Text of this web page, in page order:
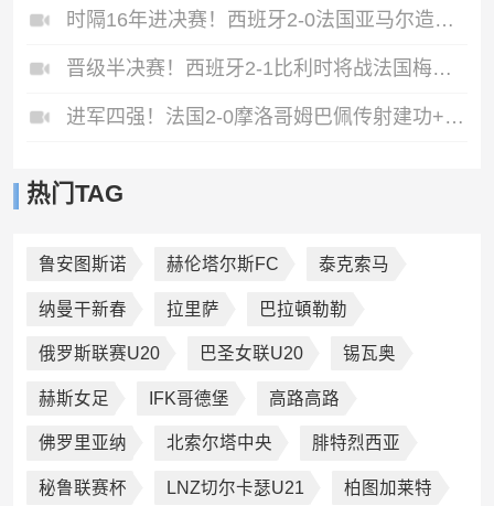
时隔16年进决赛！西班牙2-0法国亚马尔造点奥亚萨瓦尔、波罗破门
晋级半决赛！西班牙2-1比利时将战法国梅里诺替补绝杀拉门斯送礼
进军四强！法国2-0摩洛哥姆巴佩传射建功+失点登贝莱贴地斩
热门TAG
鲁安图斯诺 赫伦塔尔斯FC 泰克索马
纳曼干新春 拉里萨 巴拉頓勒勒
俄罗斯联赛U20 巴圣女联U20 锡瓦奥
赫斯女足 IFK哥德堡 高路高路
佛罗里亚纳 北索尔塔中央 腓特烈西亚
秘鲁联赛杯 LNZ切尔卡瑟U21 柏图加莱特